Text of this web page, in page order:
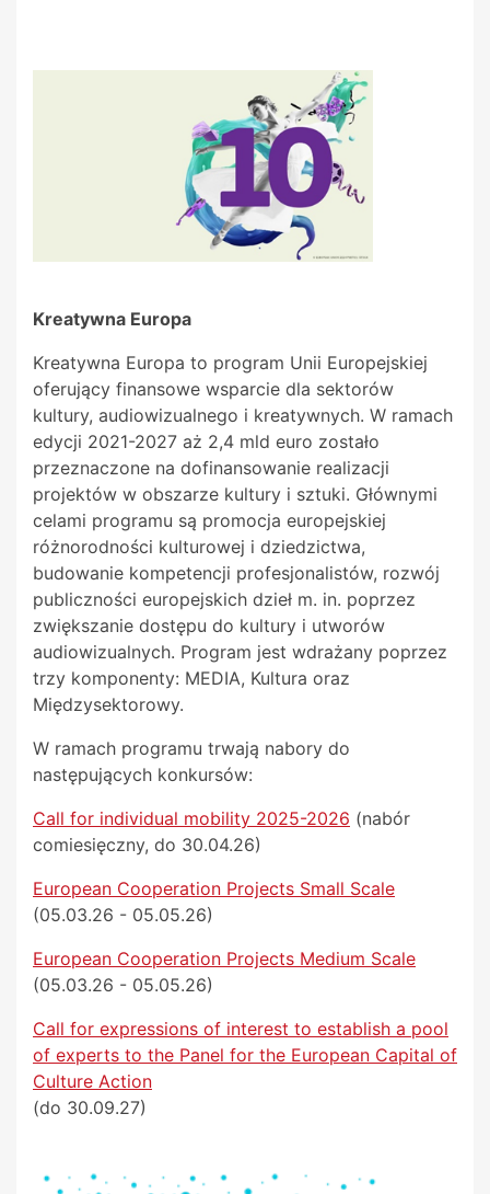
Kreatywna Europa
Kreatywna Europa to program Unii Europejskiej
oferujący finansowe wsparcie dla sektorów
kultury, audiowizualnego i kreatywnych. W ramach
edycji 2021-2027 aż 2,4 mld euro zostało
przeznaczone na dofinansowanie realizacji
projektów w obszarze kultury i sztuki. Głównymi
celami programu są promocja europejskiej
różnorodności kulturowej i dziedzictwa,
budowanie kompetencji profesjonalistów, rozwój
publiczności europejskich dzieł m. in. poprzez
zwiększanie dostępu do kultury i utworów
audiowizualnych. Program jest wdrażany poprzez
trzy komponenty: MEDIA, Kultura oraz
Międzysektorowy.
W ramach programu trwają nabory do
następujących konkursów:
Call for individual mobility 2025-2026 (nabór
comiesięczny, do 30.04.26)
European Cooperation Projects Small Scale
(05.03.26 - 05.05.26)
European Cooperation Projects Medium Scale
(05.03.26 - 05.05.26)
Call for expressions of interest to establish a pool
of experts to the Panel for the European Capital of
Culture Action
(do 30.09.27)